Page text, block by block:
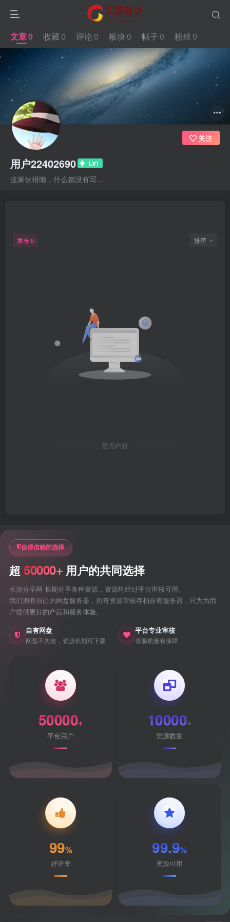
用户22402690
这家伙很懒，什么都没有写...
关注
文章0 收藏 0 评论 0 板块 0 帖子 0 粉丝 0
发布 0 排序
暂无内容
值得信赖的选择
超 50000+ 用户的共同选择
长游分享网 长期分享各种资源，资源均经过平台审核可用。
我们拥有自己的网盘服务器，所有资源审核存档自有服务器，只为为用
户提供更好的产品和服务体验。
自有网盘
网盘不失效，资源长期可下载
平台专业审核
资源质量有保障
50000+
平台用户
10000+
资源数量
99%
好评率
99.9%
资源可用